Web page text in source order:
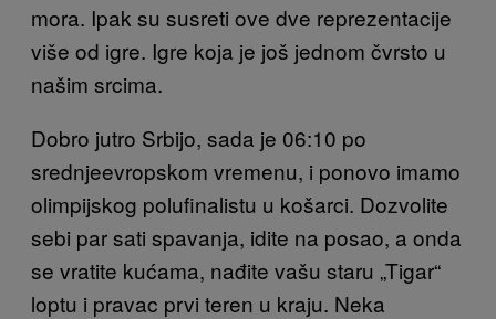
mora. Ipak su susreti ove dve reprezentacije
više od igre. Igre koja je još jednom čvrsto u
našim srcima.
Dobro jutro Srbijo, sada je 06:10 po
srednjeevropskom vremenu, i ponovo imamo
olimpijskog polufinalistu u košarci. Dozvolite
sebi par sati spavanja, idite na posao, a onda
se vratite kućama, nađite vašu staru „Tigar“
loptu i pravac prvi teren u kraju. Neka